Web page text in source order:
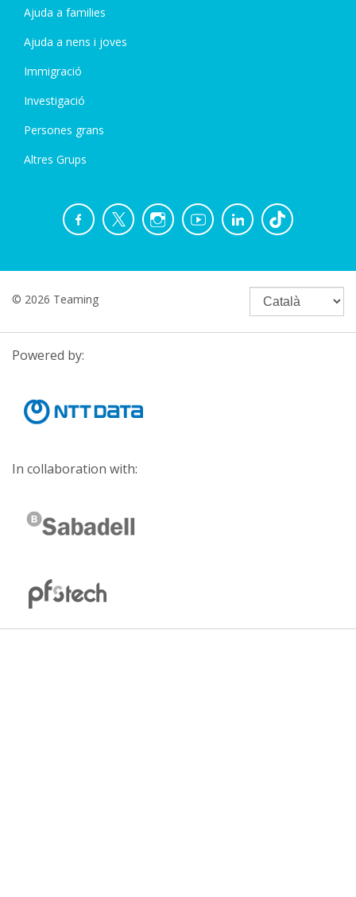
Ajuda a families
Ajuda a nens i joves
Immigració
Investigació
Persones grans
Altres Grups
© 2026 Teaming
Powered by:
In collaboration with: